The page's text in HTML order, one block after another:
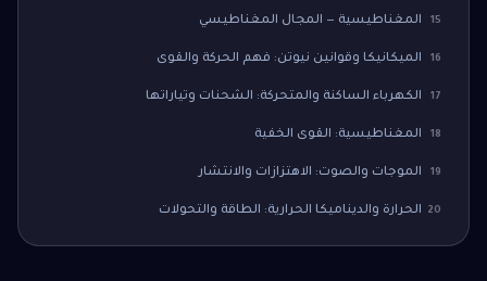
15 المغناطيسية — المجال المغناطيسي
16 الميكانيكا وقوانين نيوتن: فهم الحركة والقوى
17 الكهرباء الساكنة والمتحركة: الشحنات وتياراتها
18 المغناطيسية: القوى الخفية
19 الموجات والصوت: الاهتزازات والانتشار
20 الحرارة والديناميكا الحرارية: الطاقة والتحولات